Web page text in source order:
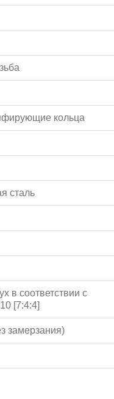
кольца
сталь
в соответствии с
[7:4:4]
замерзания)